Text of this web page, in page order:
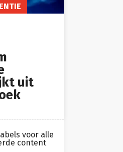
uit
voor alle
content